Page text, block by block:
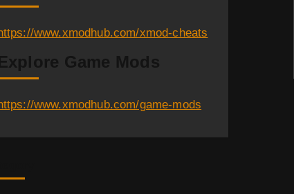
www.xmodhub.com/xmod-cheats
Game Mods
www.xmodhub.com/game-mods